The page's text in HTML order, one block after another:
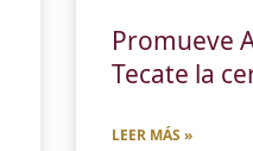
Promueve
Tecate la
LEER MÁS »